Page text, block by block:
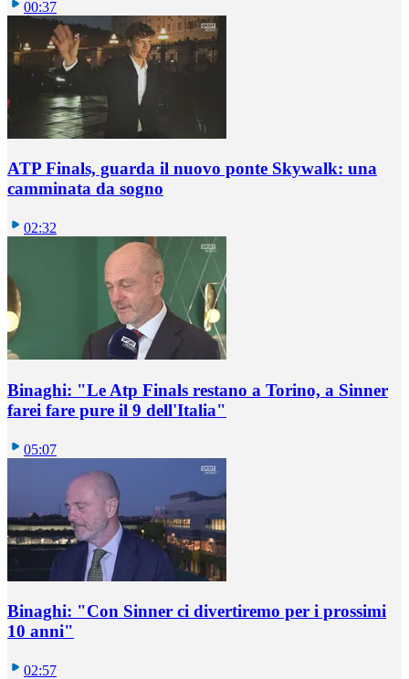
00:37
ATP Finals, guarda il nuovo ponte Skywalk: una
camminata da sogno
02:32
Binaghi: "Le Atp Finals restano a Torino, a Sinner
farei fare pure il 9 dell'Italia"
05:07
Binaghi: "Con Sinner ci divertiremo per i prossimi
10 anni"
02:57